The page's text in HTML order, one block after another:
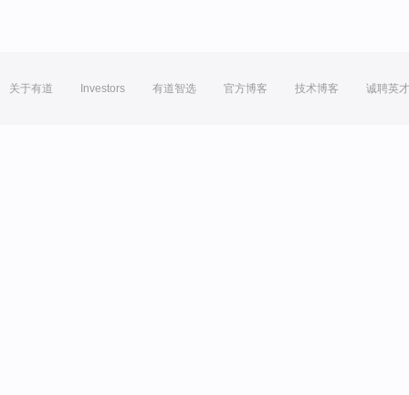
关于有道 Investors 有道智选 官方博客 技术博客 诚聘英才